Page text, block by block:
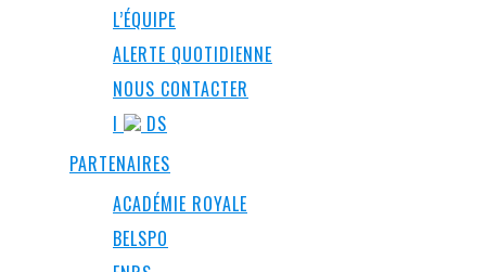
L’ÉQUIPE
ALERTE QUOTIDIENNE
NOUS CONTACTER
I
DS
PARTENAIRES
ACADÉMIE ROYALE
BELSPO